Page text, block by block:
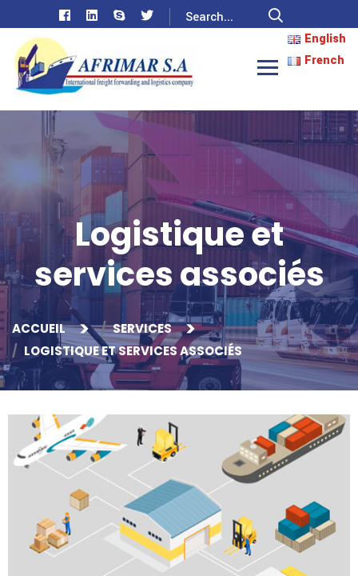
English
French
Logistique et
services associés
ACCUEIL
SERVICES
LOGISTIQUE ET SERVICES ASSOCIÉS